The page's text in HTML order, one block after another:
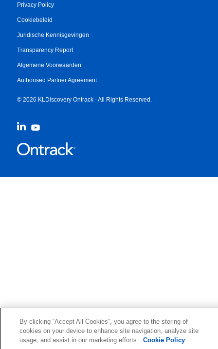
Privacy Policy
Cookiebeleid
Juridische Kennisgevingen
Transparency Report
Algemene Voorwaarden
Authorised Partner Agreement
© 2026 KLDiscovery Ontrack - All Rights Reserved.
By clicking “Accept All Cookies”, you agree to the storing of
cookies on your device to enhance site navigation, analyze site
usage, and assist in our marketing efforts.
Cookie Policy